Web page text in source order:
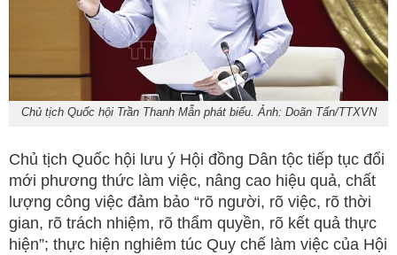
Chủ tịch Quốc hội Trần Thanh Mẫn phát biểu. Ảnh: Doãn Tấn/TTXVN
Chủ tịch Quốc hội lưu ý Hội đồng Dân tộc tiếp tục đổi
mới phương thức làm việc, nâng cao hiệu quả, chất
lượng công việc đảm bảo “rõ người, rõ việc, rõ thời
gian, rõ trách nhiệm, rõ thẩm quyền, rõ kết quả thực
hiện”; thực hiện nghiêm túc Quy chế làm việc của Hội